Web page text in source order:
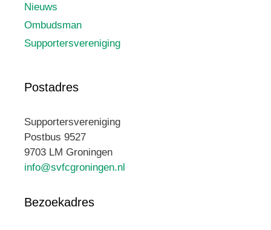
Nieuws
Ombudsman
Supportersvereniging
Postadres
Supportersvereniging
Postbus 9527
9703 LM Groningen
info@svfcgroningen.nl
Bezoekadres